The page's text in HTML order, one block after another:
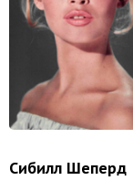
Сибилл Шеперд